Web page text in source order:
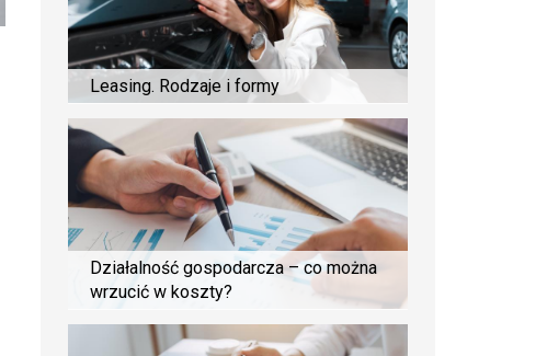
Leasing. Rodzaje i formy
Działalność gospodarcza – co można
wrzucić w koszty?